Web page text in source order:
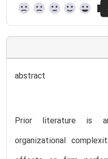
abstract
Prior literature is
organizational